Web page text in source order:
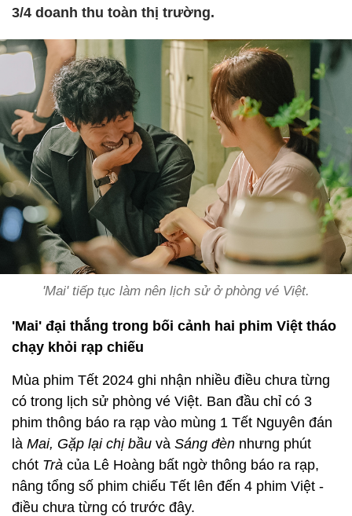
3/4 doanh thu toàn thị trường.
'Mai' tiếp tục làm nên lịch sử ở phòng vé Việt.
'Mai' đại thắng trong bối cảnh hai phim Việt tháo
chạy khỏi rạp chiếu
Mùa phim Tết 2024 ghi nhận nhiều điều chưa từng
có trong lịch sử phòng vé Việt. Ban đầu chỉ có 3
phim thông báo ra rạp vào mùng 1 Tết Nguyên đán
là Mai, Gặp lại chị bầu và Sáng đèn nhưng phút
chót Trà của Lê Hoàng bất ngờ thông báo ra rạp,
nâng tổng số phim chiếu Tết lên đến 4 phim Việt -
điều chưa từng có trước đây.